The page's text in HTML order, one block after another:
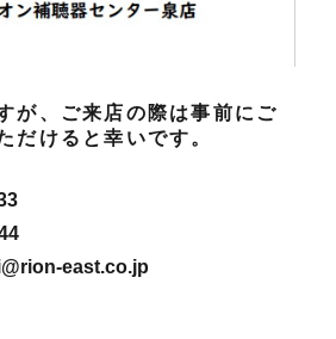
が、ご来店の際は事前にご
だけると幸いです。
east.co.jp